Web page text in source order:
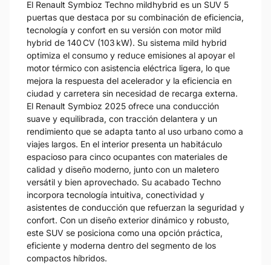
El Renault Symbioz Techno mildhybrid es un SUV 5
puertas que destaca por su combinación de eficiencia,
tecnología y confort en su versión con motor mild
hybrid de 140 CV (103 kW). Su sistema mild hybrid
optimiza el consumo y reduce emisiones al apoyar el
motor térmico con asistencia eléctrica ligera, lo que
mejora la respuesta del acelerador y la eficiencia en
ciudad y carretera sin necesidad de recarga externa.
El Renault Symbioz 2025 ofrece una conducción
suave y equilibrada, con tracción delantera y un
rendimiento que se adapta tanto al uso urbano como a
viajes largos. En el interior presenta un habitáculo
espacioso para cinco ocupantes con materiales de
calidad y diseño moderno, junto con un maletero
versátil y bien aprovechado. Su acabado Techno
incorpora tecnología intuitiva, conectividad y
asistentes de conducción que refuerzan la seguridad y
confort. Con un diseño exterior dinámico y robusto,
este SUV se posiciona como una opción práctica,
eficiente y moderna dentro del segmento de los
compactos híbridos.